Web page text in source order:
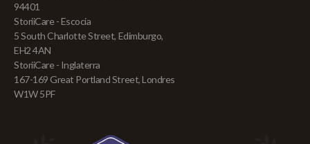
94401
StoriiCare - Escocia
5 South Charlotte Street, Edimburgo,
EH2 4AN
StoriiCare - Inglaterra
167-169 Great Portland Street, Londres
W1W 5PF